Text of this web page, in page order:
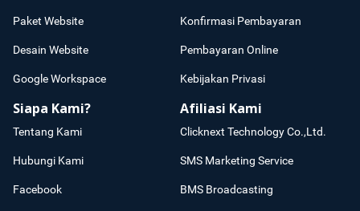
Paket Website
Desain Website
Google Workspace
Konfirmasi Pembayaran
Pembayaran Online
Kebijakan Privasi
Siapa Kami?
Tentang Kami
Hubungi Kami
Facebook
Afiliasi Kami
Clicknext Technology Co.,Ltd.
SMS Marketing Service
BMS Broadcasting